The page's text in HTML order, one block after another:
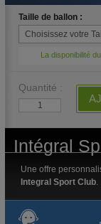
Taille de ballon :
La disponibilité
Quantité :
Intégral
Une offre
Integral Sport Club